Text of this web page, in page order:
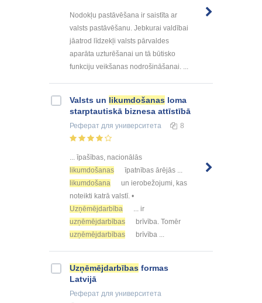
Nodokļu pastāvēšana ir saistīta ar
valsts pastāvēšanu. Jebkurai valdībai
jāatrod līdzekļi valsts pārvaldes
aparāta uzturēšanai un tā būtisko
funkciju veikšanas nodrošināšanai. ...
Valsts un likumdošanas loma
starptautiskā biznesa attīstībā
Реферат для университета 8
... īpašības, nacionālās
likumdošanas
īpatnības ārējās ...
likumdošana
un ierobežojumi, kas
noteikti katrā valstī. •
Uzņēmējdarbība
... ir
uzņēmējdarbības
brīvība. Tomēr
uzņēmējdarbības
brīvība ...
Uzņēmējdarbības formas
Latvijā
Реферат для университета